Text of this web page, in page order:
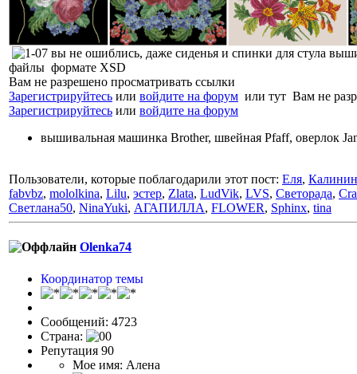
вы не ошиблись, даже сиденья и спинки для стула
файлы формате XSD
Вам не разрешено просматривать ссылки
Зарегистрируйтесь или войдите на форум или тут Вам не
Зарегистрируйтесь или войдите на форум
вышивальная машинка Brother, швейная Pfaff, оверлок
Пользователи, которые поблагодарили этот пост: Еля,
fabvbz, mololkina, Lilu, эстер, Zlata, LudVik, LVS, Светорада,
Светлана50, NinaYuki, АГАПИЛЛА, FLOWER, Sphinx, tina
Olenka74
Координатор темы
Сообщений: 4723
Страна:
Репутация 90
Мое имя: Алена